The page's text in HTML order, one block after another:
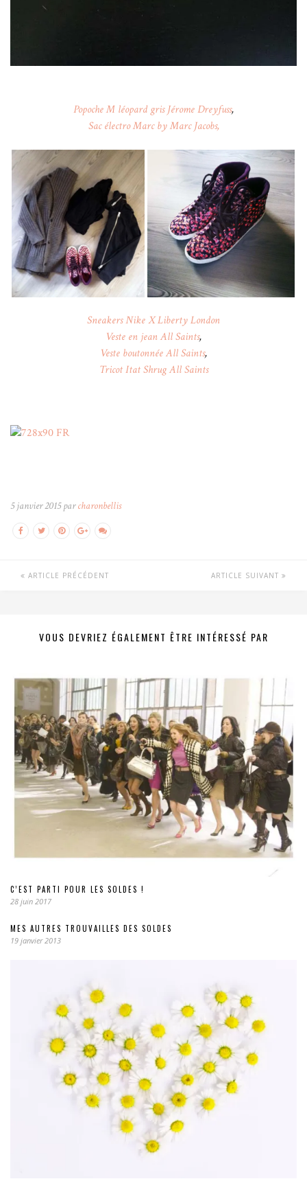
Popoche M léopard gris Jérome Dreyfuss,
Sac électro Marc by Marc Jacobs,
Sneakers Nike X Liberty London
Veste en jean All Saints,
Veste boutonnée All Saints,
Tricot Itat Shrug All Saints
5 janvier 2015 parcharonbellis
ARTICLE PRÉCÉDENT ARTICLE SUIVANT
VOUS DEVRIEZ ÉGALEMENT ÊTRE INTÉRESSÉ PAR
C’EST PARTI POUR LES SOLDES !
28 juin 2017
MES AUTRES TROUVAILLES DES SOLDES
19 janvier 2013